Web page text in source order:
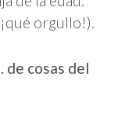
orgullo!).
de cosas del